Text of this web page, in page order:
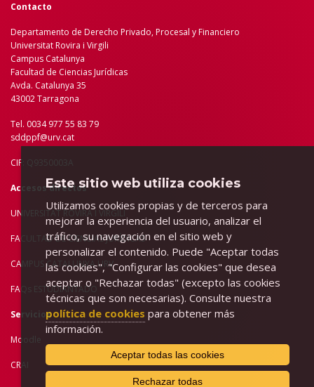
Contacto
Departamento de Derecho Privado, Procesal y Financiero
Universitat Rovira i Virgili
Campus Catalunya
Facultad de Ciencias Jurídicas
Avda. Catalunya 35
43002 Tarragona
Tel. 0034 977 55 83 79
sddppf@urv.cat
CIF: Q9350003A
Accesos directos
UNIVERSITAT ROVIRA I VIRGILI
FACULTAD DE CIENCIAS JURÍDICAS
CAMPUS CATALUNYA URV
FAQs ESTUDIANTADO
Servicios
Moodle
CRAI
Este sitio web utiliza cookies
Utilizamos cookies propias y de terceros para
mejorar la experiencia del usuario, analizar el
tráfico, su navegación en el sitio web y
personalizar el contenido. Puede "Aceptar todas
las cookies", "Configurar las cookies" que desea
aceptar o "Rechazar todas" (excepto las cookies
técnicas que son necesarias). Consulte nuestra
política de cookies para obtener más
información.
Aceptar todas las cookies
Rechazar todas